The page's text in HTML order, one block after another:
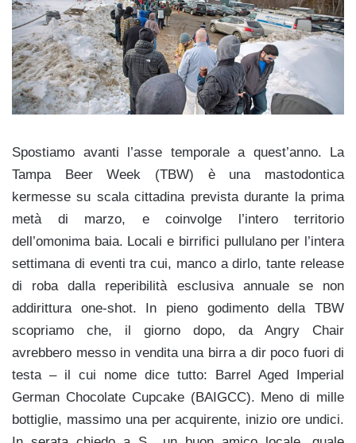
Spostiamo avanti l’asse temporale a quest’anno. La
Tampa Beer Week (TBW) è una mastodontica
kermesse su scala cittadina prevista durante la prima
metà di marzo, e coinvolge l’intero territorio
dell’omonima baia. Locali e birrifici pullulano per l’intera
settimana di eventi tra cui, manco a dirlo, tante release
di roba dalla reperibilità esclusiva annuale se non
addirittura one-shot. In pieno godimento della TBW
scopriamo che, il giorno dopo, da Angry Chair
avrebbero messo in vendita una birra a dir poco fuori di
testa – il cui nome dice tutto: Barrel Aged Imperial
German Chocolate Cupcake (BAIGCC). Meno di mille
bottiglie, massimo una per acquirente, inizio ore undici.